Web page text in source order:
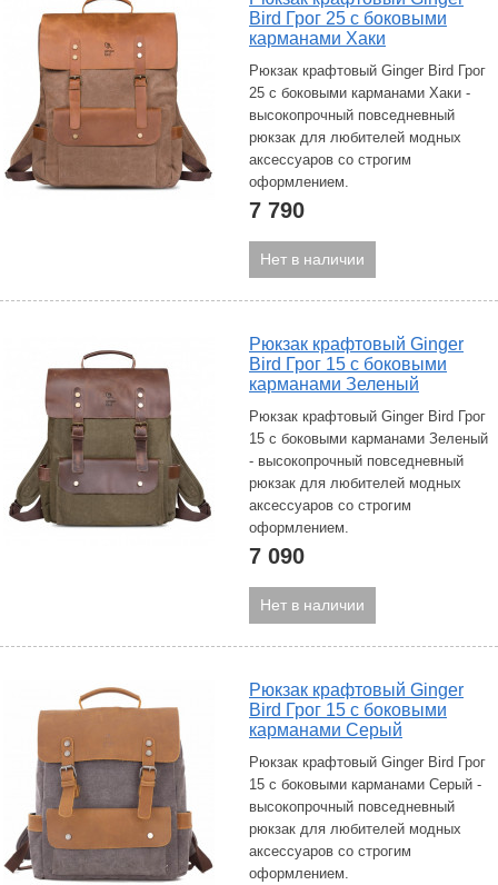
Bird Грог 25 с боковыми
карманами Хаки
Рюкзак крафтовый Ginger Bird Грог
25 с боковыми карманами Хаки -
высокопрочный повседневный
рюкзак для любителей модных
аксессуаров со строгим
оформлением.
7 790
Нет в наличии
Рюкзак крафтовый Ginger
Bird Грог 15 с боковыми
карманами Зеленый
Рюкзак крафтовый Ginger Bird Грог
15 с боковыми карманами Зеленый
- высокопрочный повседневный
рюкзак для любителей модных
аксессуаров со строгим
оформлением.
7 090
Нет в наличии
Рюкзак крафтовый Ginger
Bird Грог 15 с боковыми
карманами Серый
Рюкзак крафтовый Ginger Bird Грог
15 с боковыми карманами Серый -
высокопрочный повседневный
рюкзак для любителей модных
аксессуаров со строгим
оформлением.